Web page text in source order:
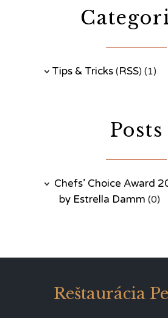
Tips & Tricks (RSS) (1)
Posts
Chefs’ Choice Award
by Estrella Damm (0)
Reštaurácia